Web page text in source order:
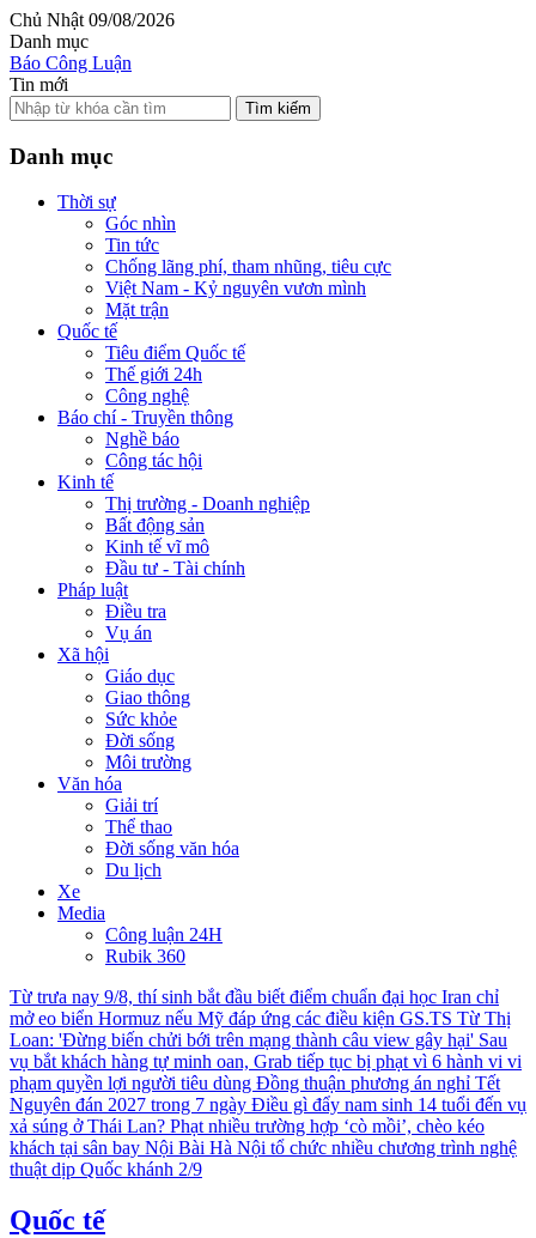
Chủ Nhật 09/08/2026
Danh mục
Báo Công Luận
Tin mới
Tìm kiếm
Danh mục
Thời sự
Góc nhìn
Tin tức
Chống lãng phí, tham nhũng, tiêu cực
Việt Nam - Kỷ nguyên vươn mình
Mặt trận
Quốc tế
Tiêu điểm Quốc tế
Thế giới 24h
Công nghệ
Báo chí - Truyền thông
Nghề báo
Công tác hội
Kinh tế
Thị trường - Doanh nghiệp
Bất động sản
Kinh tế vĩ mô
Đầu tư - Tài chính
Pháp luật
Điều tra
Vụ án
Xã hội
Giáo dục
Giao thông
Sức khỏe
Đời sống
Môi trường
Văn hóa
Giải trí
Thể thao
Đời sống văn hóa
Du lịch
Xe
Media
Công luận 24H
Rubik 360
Từ trưa nay 9/8, thí sinh bắt đầu biết điểm chuẩn đại học Iran chỉ
mở eo biển Hormuz nếu Mỹ đáp ứng các điều kiện GS.TS Từ Thị
Loan: 'Đừng biến chửi bới trên mạng thành câu view gây hại' Sau
vụ bắt khách hàng tự minh oan, Grab tiếp tục bị phạt vì 6 hành vi vi
phạm quyền lợi người tiêu dùng Đồng thuận phương án nghỉ Tết
Nguyên đán 2027 trong 7 ngày Điều gì đẩy nam sinh 14 tuổi đến vụ
xả súng ở Thái Lan? Phạt nhiều trường hợp ‘cò mồi’, chèo kéo
khách tại sân bay Nội Bài Hà Nội tổ chức nhiều chương trình nghệ
thuật dịp Quốc khánh 2/9
Quốc tế